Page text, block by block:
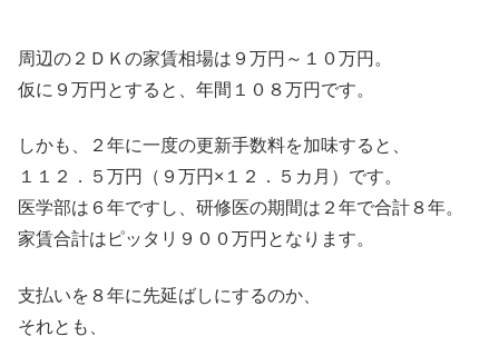
周辺の２ＤＫの家賃相場は９万円～１０万円。
仮に９万円とすると、年間１０８万円です。
しかも、２年に一度の更新手数料を加味すると、
１１２．５万円（９万円×１２．５カ月）です。
医学部は６年ですし、研修医の期間は２年で合計８年。
家賃合計はピッタリ９００万円となります。
支払いを８年に先延ばしにするのか、
それとも、